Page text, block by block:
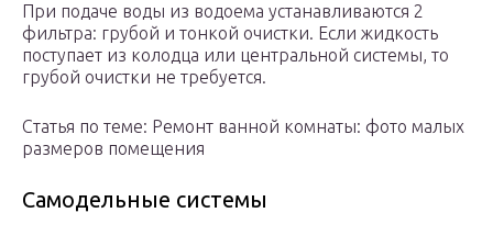
При подаче воды из водоема устанавливаются 2
фильтра: грубой и тонкой очистки. Если жидкость
поступает из колодца или центральной системы, то
грубой очистки не требуется.
Статья по теме: Ремонт ванной комнаты: фото малых
размеров помещения
Самодельные системы